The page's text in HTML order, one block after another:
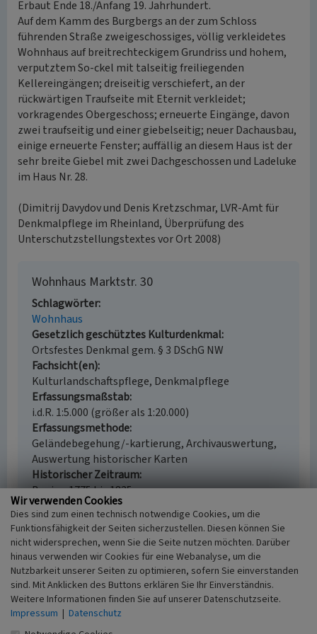
Erbaut Ende 18./Anfang 19. Jahrhundert.
Auf dem Kamm des Burgbergs an der zum Schloss
führenden Straße zweigeschossiges, völlig verkleidetes
Wohnhaus auf breitrechteckigem Grundriss und hohem,
verputztem So-ckel mit talseitig freiliegenden
Kellereingängen; dreiseitig verschiefert, an der
rückwärtigen Traufseite mit Eternit verkleidet;
vorkragendes Obergeschoss; erneuerte Eingänge, davon
zwei traufseitig und einer giebelseitig; neuer Dachausbau,
einige erneuerte Fenster; auffällig an diesem Haus ist der
sehr breite Giebel mit zwei Dachgeschossen und Ladeluke
im Haus Nr. 28.
(Dimitrij Davydov und Denis Kretzschmar, LVR-Amt für
Denkmalpflege im Rheinland, Überprüfung des
Unterschutzstellungstextes vor Ort 2008)
Wohnhaus Marktstr. 30
Schlagwörter
Wohnhaus
Gesetzlich geschütztes Kulturdenkmal
Ortsfestes Denkmal gem. § 3 DSchG NW
Fachsicht(en)
Kulturlandschaftspflege, Denkmalpflege
Erfassungsmaßstab
i.d.R. 1:5.000 (größer als 1:20.000)
Erfassungsmethode
Geländebegehung/-kartierung, Archivauswertung,
Auswertung historischer Karten
Historischer Zeitraum
Beginn 1775 bis 1825
Empfohlene Zitierweise
Urheberrechtlicher Hinweis
Der hier präsentierte Inhalt ist urheberrechtlich
geschützt. Die angezeigten Medien unterliegen
möglicherweise zusätzlichen urheberrechtlichen
Wir verwenden Cookies
Dies sind zum einen technisch notwendige Cookies, um die
Funktionsfähigkeit der Seiten sicherzustellen. Diesen können Sie
nicht widersprechen, wenn Sie die Seite nutzen möchten. Darüber
hinaus verwenden wir Cookies für eine Webanalyse, um die
Nutzbarkeit unserer Seiten zu optimieren, sofern Sie einverstanden
sind. Mit Anklicken des Buttons erklären Sie Ihr Einverständnis.
Weitere Informationen finden Sie auf unserer Datenschutzseite.
Impressum | Datenschutz